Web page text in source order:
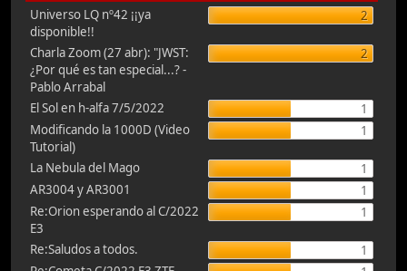
Universo LQ nº42 ¡¡ya
disponible!!
2
Charla Zoom (27 abr): "JWST:
¿Por qué es tan especial...? -
Pablo Arrabal
2
El Sol en h-alfa 7/5/2022
1
Modificando la 1000D (Video
Tutorial)
1
La Nebula del Mago
1
AR3004 y AR3001
1
Re:Orion esperando al C/2022
E3
1
Re:Saludos a todos.
1